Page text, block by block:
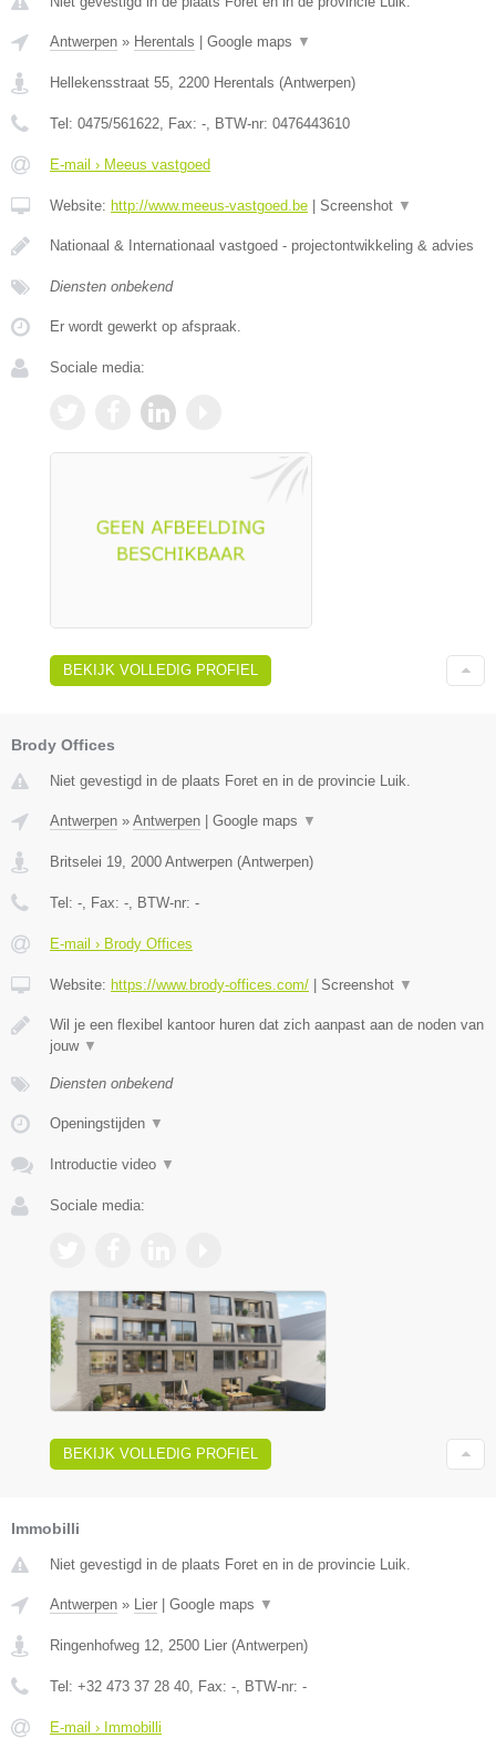
Antwerpen » Herentals Google maps ▼
Hellekensstraat 55, 2200 Herentals (Antwerpen)
Tel: 0475/561622, Fax: -, BTW-nr: 0476443610
E-mail › Meeus vastgoed
Website: http://www.meeus-vastgoed.be Screenshot ▼
Nationaal & Internationaal vastgoed - projectontwikkeling & advies
Diensten onbekend
Er wordt gewerkt op afspraak.
Sociale media:
BEKIJK VOLLEDIG PROFIEL
Brody Offices
Niet gevestigd in de plaats Foret en in de provincie Luik.
Antwerpen » Antwerpen Google maps ▼
Britselei 19, 2000 Antwerpen (Antwerpen)
Tel: -, Fax: -, BTW-nr: -
E-mail › Brody Offices
Website: https://www.brody-offices.com/ Screenshot ▼
Wil je een flexibel kantoor huren dat zich aanpast aan de noden van
jouw ▼
Diensten onbekend
Openingstijden ▼
Introductie video ▼
Sociale media:
BEKIJK VOLLEDIG PROFIEL
Immobilli
Niet gevestigd in de plaats Foret en in de provincie Luik.
Antwerpen » Lier Google maps ▼
Ringenhofweg 12, 2500 Lier (Antwerpen)
Tel: +32 473 37 28 40, Fax: -, BTW-nr: -
E-mail › Immobilli